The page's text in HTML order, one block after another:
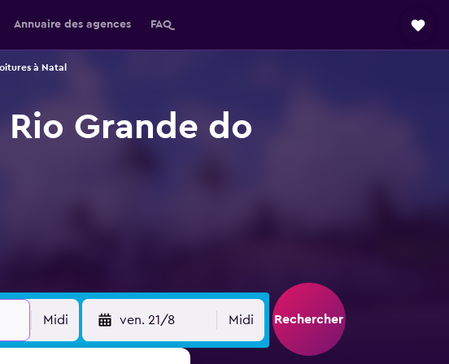
Annuaire des agences FAQ
à Natal
Grande do
Midi ven. 21/8 Midi Rechercher